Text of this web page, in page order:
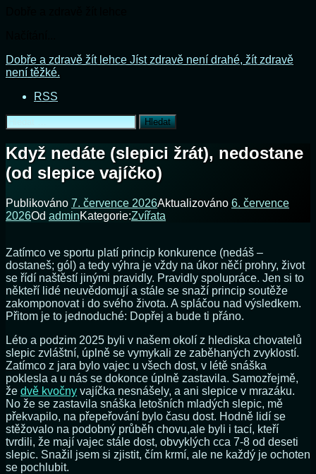
Přejít
k
webu
Dobře a zdravě žít lehce Jíst zdravě není drahé, žít zdravě
není těžké.
RSS
Vyhledávání
Když nedáte (slepici žrát), nedostane
(od slepice vajíčko)
Publikováno 7. července 2026Aktualizováno 6. července
2026Od adminKategorie:Zvířata
Zatímco ve sportu platí princip konkurence (nedáš –
dostaneš; gól) a tedy výhra je vždy na úkor něčí prohry, život
se řídí naštěstí jinými pravidly. Pravidly spolupráce. Jen si to
někteří lidé neuvědomují a stále se snaží princip soutěže
zakomponovat i do svého života. A spláčou nad výsledkem.
Přitom je to jednoduché: Dopřej a bude ti přáno.
Léto a podzim 2025 byli v našem okolí z hlediska chovatelů
slepic zvláštní, úplně se vymykali ze zaběhaných zvyklostí.
Zatímco z jara bylo vajec u všech dost, v létě snáška
poklesla a u nás se dokonce úplně zastavila. Samozřejmě,
že dvě kvočny vajíčka nesnášely, a ani slepice v mrazáku.
No že se zastavila snáška letošních mladých slepic, mě
překvapilo, na přepeřování bylo času dost. Hodně lidí se
stěžovalo na podobný průběh chovu,ale byli i tací, kteří
tvrdili, že mají vajec stále dost, obvyklých cca 7-8 od deseti
slepic. Snažil jsem si zjistit, čím krmí, ale ne každý je ochoten
se pochlubit.